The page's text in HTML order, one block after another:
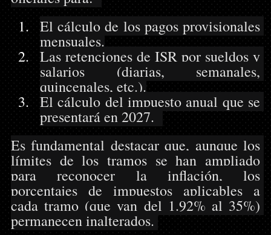
El cálculo de los pagos provisionales
mensuales.
Las retenciones de ISR por sueldos y
salarios (diarias, semanales,
quincenales, etc.).
El cálculo del impuesto anual que se
presentará en 2027.
Es fundamental destacar que, aunque los
límites de los tramos se han ampliado
para reconocer la inflación, los
porcentajes de impuestos aplicables a
cada tramo (que van del 1.92% al 35%)
permanecen inalterados.